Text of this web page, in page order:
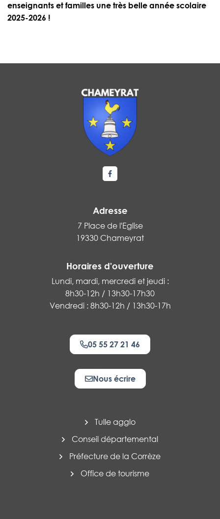
enseignants et familles une très belle année scolaire
2025-2026 !
Lien vers le compte Facebook
Adresse
7 Place de l'Eglise
19330 Chameyrat
Horaires d'ouverture
Lundi, mardi, mercredi et jeudi :
8h30-12h / 13h30-17h30
Vendredi : 8h30-12h / 13h30-17h
05 55 27 21 46
Nous écrire
Tulle agglo
Conseil départemental
Préfecture de la Corrèze
Office de tourisme